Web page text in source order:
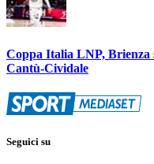
Coppa Italia LNP, Brienza
Cantù-Cividale
Seguici su